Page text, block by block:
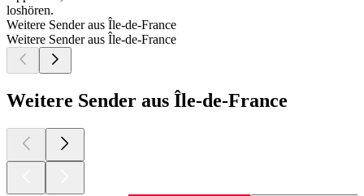
loshören.
Weitere Sender aus Île-de-France
Weitere Sender aus Île-de-France
Weitere Sender aus Île-de-France